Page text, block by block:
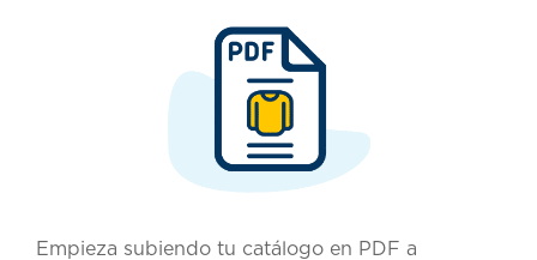
Empieza subiendo tu catálogo en PDF a